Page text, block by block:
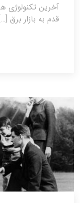
آخرین تکنولوژی
قدم به بازار برق